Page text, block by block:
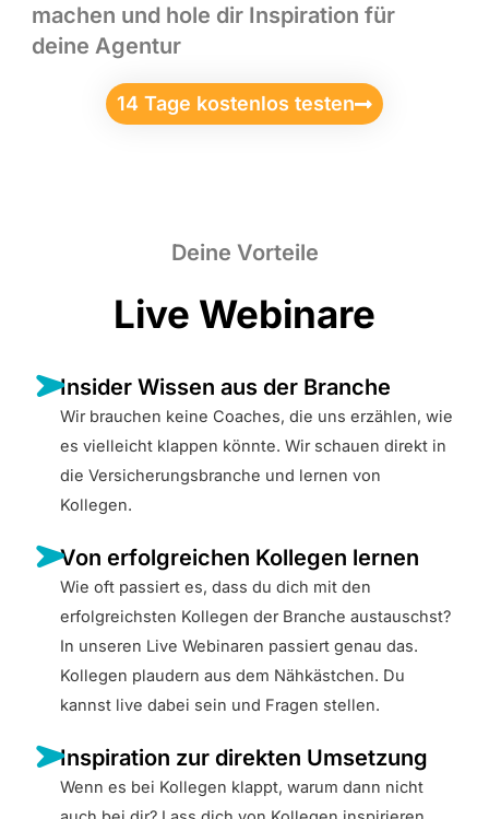
machen und hole dir Inspiration für
deine Agentur
14 Tage kostenlos testen
Deine Vorteile
Live Webinare
Insider Wissen aus der Branche
Wir brauchen keine Coaches, die uns erzählen, wie
es vielleicht klappen könnte. Wir schauen direkt in
die Versicherungsbranche und lernen von
Kollegen.
Von erfolgreichen Kollegen lernen
Wie oft passiert es, dass du dich mit den
erfolgreichsten Kollegen der Branche austauschst?
In unseren Live Webinaren passiert genau das.
Kollegen plaudern aus dem Nähkästchen. Du
kannst live dabei sein und Fragen stellen.
Inspiration zur direkten Umsetzung
Wenn es bei Kollegen klappt, warum dann nicht